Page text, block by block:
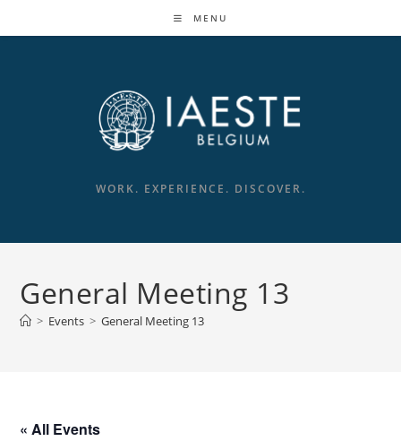
to
MENU
WORK. EXPERIENCE. DISCOVER.
General Meeting 13
> Events > General Meeting 13
« All Events